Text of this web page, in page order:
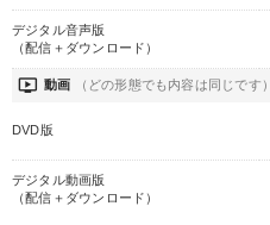
デジタル音声版
（配信＋ダウンロード）
ondemand_video 動画 （どの形態でも内容は同じです）
DVD版
デジタル動画版
（配信＋ダウンロード）